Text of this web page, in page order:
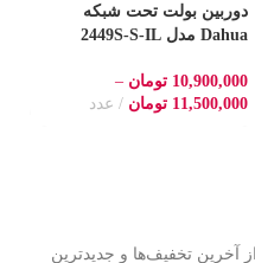
دوربین بولت تحت شبکه
Dahua مدل 2449S-S-IL
و دید در شب رنگی
10,900,000 تومان –
11,500,000 تومان عدد
آخرین تخفیف‌ها و جدیدترین